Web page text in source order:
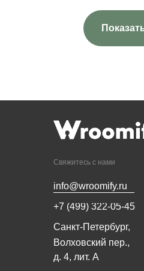
+7 (499) 322-05-45
Волховский пер.,
д. 4, лит. А
Санкт-Петербург,
info@wroomify.ru
Свяжитесь с нами